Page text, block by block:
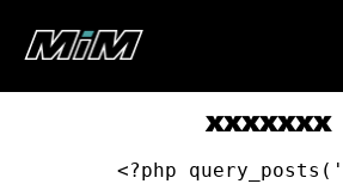
xxxxxxx
<?php